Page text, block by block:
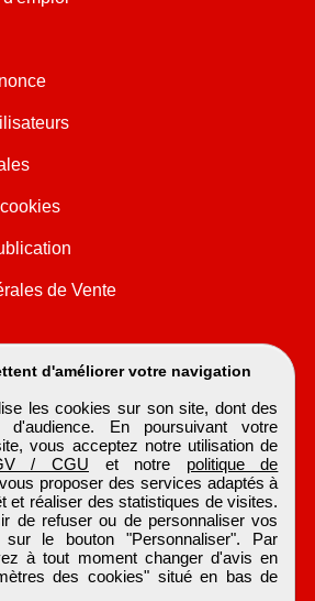
d'améliorer votre navigation
les cookies sur son site, dont des
d'audience. En poursuivant votre
vous acceptez notre utilisation de
/ CGU et notre politique de
proposer des services adaptés à
et réaliser des statistiques de visites.
de refuser ou de personnaliser vos
le bouton "Personnaliser". Par
à tout moment changer d'avis en
des cookies" situé en bas de
de Vente